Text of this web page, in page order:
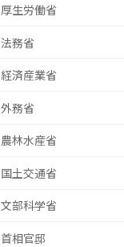
厚生労働省
法務省
経済産業省
外務省
農林水産省
国土交通省
文部科学省
首相官邸